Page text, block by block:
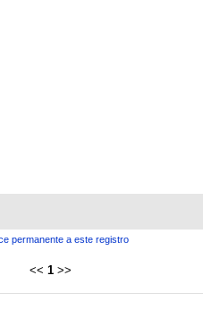
permanente a este registro
<< 1 >>